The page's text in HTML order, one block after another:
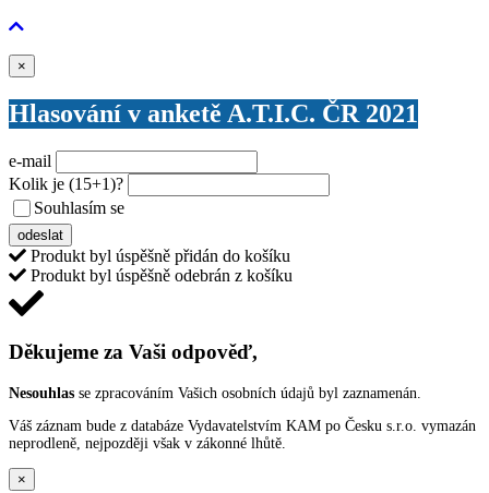
×
Hlasování v anketě A.T.I.C. ČR 2021
e-mail
Kolik je (15+1)?
Souhlasím se
odeslat
Produkt byl úspěšně přidán do košíku
Produkt byl úspěšně odebrán z košíku
Děkujeme za Vaši odpověď,
Nesouhlas se zpracováním Vašich osobních údajů byl zaznamenán.
Váš záznam bude z databáze Vydavatelstvím KAM po Česku s.r.o. vymazán
neprodleně, nejpozději však v zákonné lhůtě.
×